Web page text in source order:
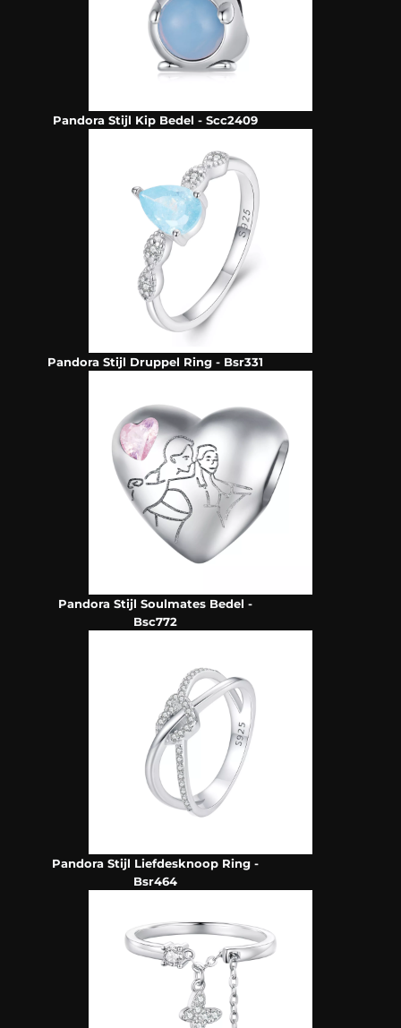
Pandora Stijl Kip Bedel - Scc2409
Pandora Stijl Druppel Ring - Bsr331
Pandora Stijl Soulmates Bedel -
Bsc772
Pandora Stijl Liefdesknoop Ring -
Bsr464